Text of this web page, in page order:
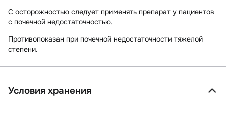
С осторожностью следует применять препарат у пациентов
с почечной недостаточностью.
Противопоказан при почечной недостаточности тяжелой
степени.
Условия хранения